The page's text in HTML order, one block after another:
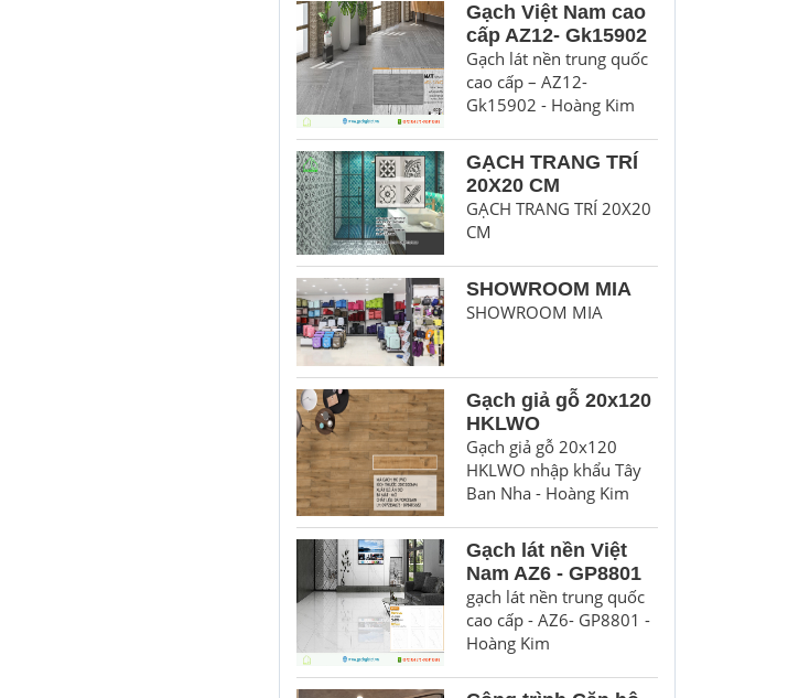
Gạch Việt Nam cao
cấp AZ12- Gk15902
Gạch lát nền trung quốc
cao cấp – AZ12-
Gk15902 - Hoàng Kim
GẠCH TRANG TRÍ
20X20 CM
GẠCH TRANG TRÍ 20X20
CM
SHOWROOM MIA
SHOWROOM MIA
Gạch giả gỗ 20x120
HKLWO
Gạch giả gỗ 20x120
HKLWO nhập khẩu Tây
Ban Nha - Hoàng Kim
Gạch lát nền Việt
Nam AZ6 - GP8801
gạch lát nền trung quốc
cao cấp - AZ6- GP8801 -
Hoàng Kim